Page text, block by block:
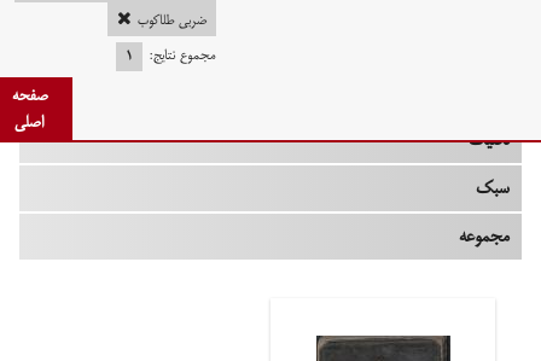
ضربی طلاکوب
مجموع نتایج:
۱
صفحه
اصلی
تکنیک
سبک
مجموعه